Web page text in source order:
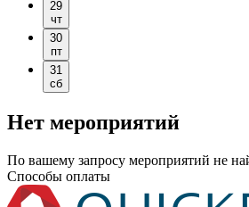
29
чт
30
пт
31
сб
Нет мероприятий
По вашему запросу мероприятий не
Способы оплаты